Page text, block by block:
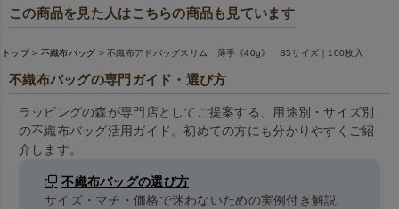
この商品を見た人はこちらの商品も見ています
トップ 不織布バッグ 不織布アドバッグスリム 薄手《40g》 S5サイズ｜100枚入
不織布バッグの専門ガイド・選び方
ラッピングの森が専門店としてご提案する、用途別・サイズ別
の不織布バッグ活用ガイド。初めての方にも分かりやすくご紹
介します。
不織布バッグの選び方
サイズ・マチ・価格で迷わないための実例付き解説